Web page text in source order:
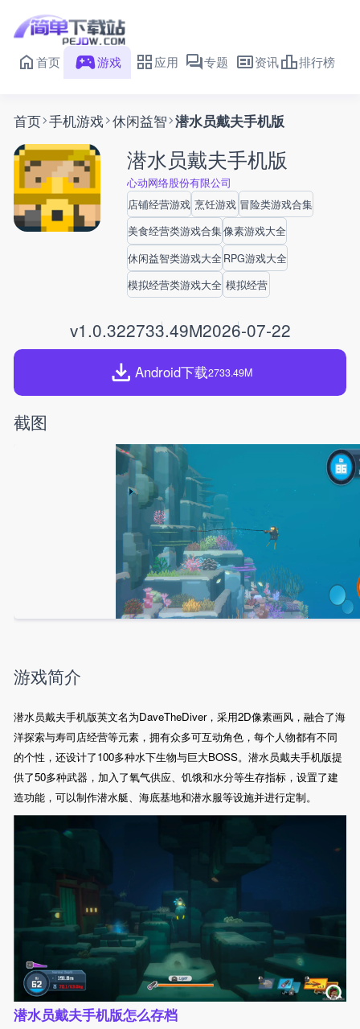
首页 游戏 应用 专题 资讯 排行榜
首页 手机游戏 休闲益智 潜水员戴夫手机版
潜水员戴夫手机版
心动网络股份有限公司
店铺经营游戏 烹饪游戏 冒险类游戏合集
美食经营类游戏合集像素游戏大全
休闲益智类游戏大全RPG游戏大全
模拟经营类游戏大全 模拟经营
v1.0.322733.49M2026-07-22
Android下载2733.49M
截图
游戏简介
潜水员戴夫手机版英文名为DaveTheDiver，采用2D像素画风，融合了海
洋探索与寿司店经营等元素，拥有众多可互动角色，每个人物都有不同
的个性，还设计了100多种水下生物与巨大BOSS。潜水员戴夫手机版提
供了50多种武器，加入了氧气供应、饥饿和水分等生存指标，设置了建
造功能，可以制作潜水艇、海底基地和潜水服等设施并进行定制。
潜水员戴夫手机版怎么存档